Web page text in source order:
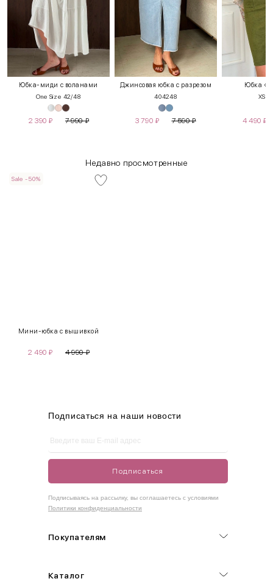
Юбка-миди с воланами
One Size 42/48
2 390 ₽ 7 990₽
Джинсовая юбка с разрезом
404248
3 790 ₽ 7 590₽
Юбка
XS
4 490 ₽
Недавно просмотренные
Sale -50%
Мини-юбка с вышивкой
2 490 ₽ 4 990₽
S 42-44
42-50
Как правильно себя обмерить
Измеряется по самым выступающим точкам.
Покупателям
Каталог
Подписаться на наши новости
Подписаться
Подписываясь на рассылку, вы соглашаетесь с условиями
Политики конфиденциальности